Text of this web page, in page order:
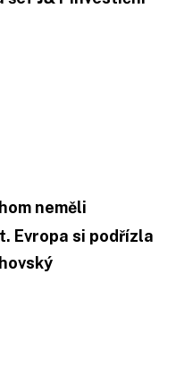
neměli
Evropa si podřízla